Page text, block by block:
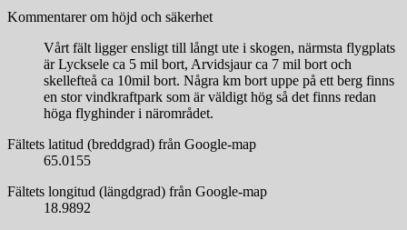
Kommentarer om höjd och säkerhet
Vårt fält ligger ensligt till långt ute i skogen, närmsta flygplats
är Lycksele ca 5 mil bort, Arvidsjaur ca 7 mil bort och
skellefteå ca 10mil bort. Några km bort uppe på ett berg finns
en stor vindkraftpark som är väldigt hög så det finns redan
höga flyghinder i närområdet.
Fältets latitud (breddgrad) från Google-map
65.0155
Fältets longitud (längdgrad) från Google-map
18.9892